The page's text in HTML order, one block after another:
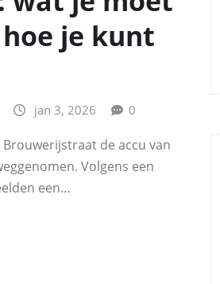
je kunt
jan 3, 2026 0
Brouwerijstraat de accu van
Volgens een
een…